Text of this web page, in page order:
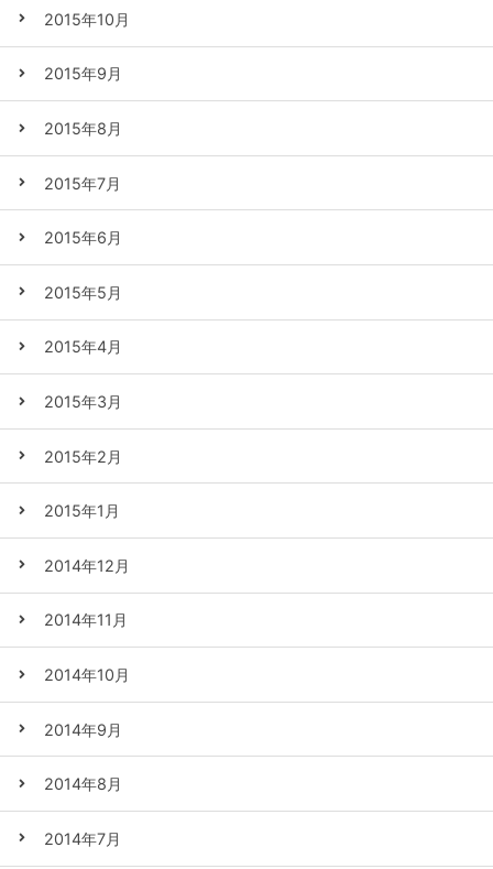
2015年10月
2015年9月
2015年8月
2015年7月
2015年6月
2015年5月
2015年4月
2015年3月
2015年2月
2015年1月
2014年12月
2014年11月
2014年10月
2014年9月
2014年8月
2014年7月